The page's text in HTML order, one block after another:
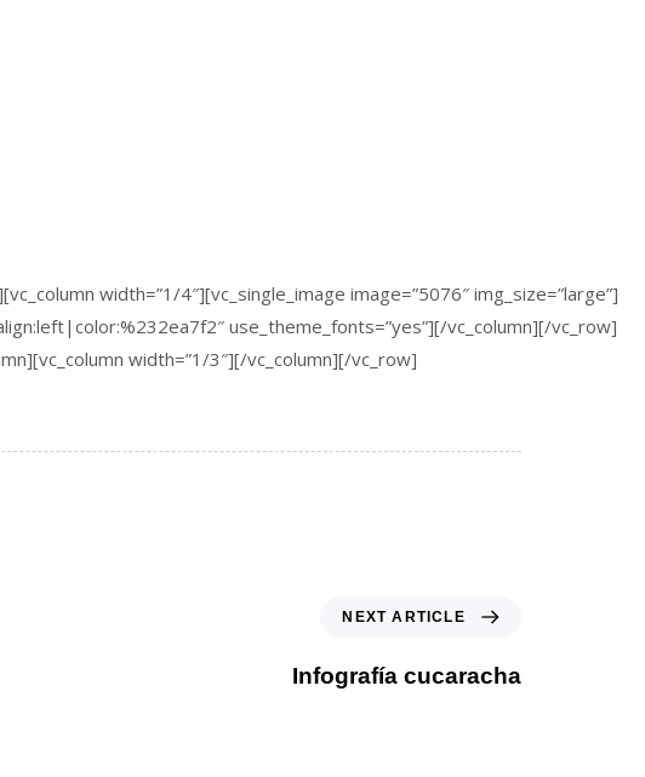
width=”1/4″][vc_single_image image=”5076″ img_size=”large”]
use_theme_fonts=”yes”][/vc_column][/vc_row]
width=”1/3″][/vc_column][/vc_row]
NEXT ARTICLE
Infografía cucaracha